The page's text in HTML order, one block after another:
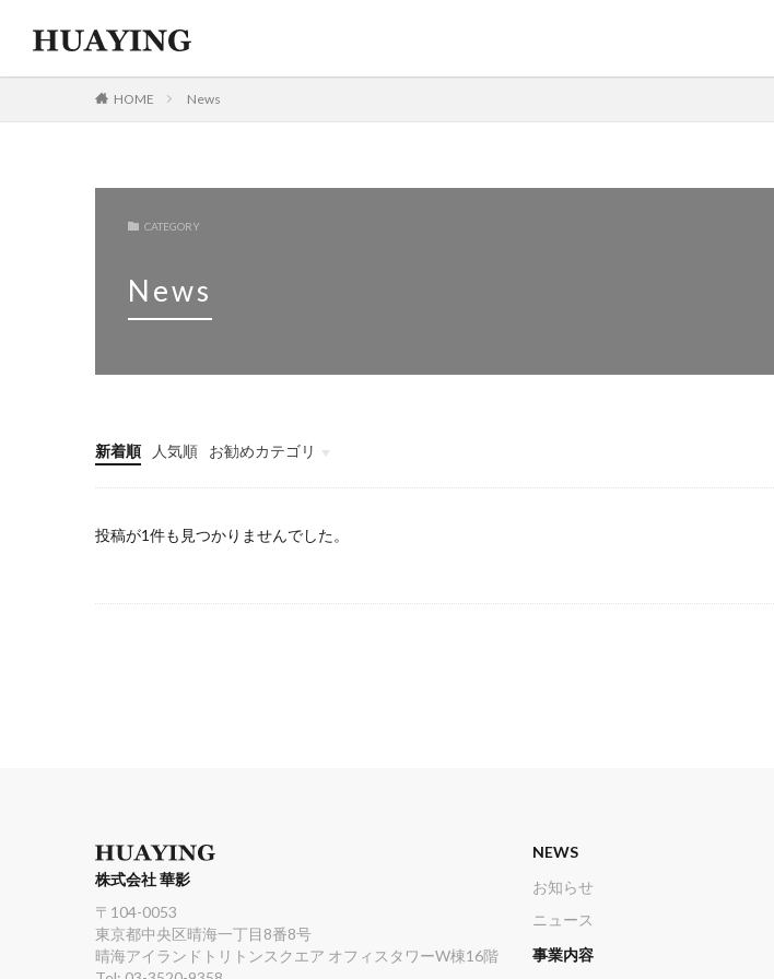
HOME News
CATEGORY
News
新着順 人気順
お勧めカテゴリ
News
投稿が1件も見つかりませんでした。
株式会社 華影
〒104-0053
東京都中央区晴海一丁目8番8号
晴海アイランドトリトンスクエア オフィスタワーW棟16階
NEWS
お知らせ
ニュース
事業内容